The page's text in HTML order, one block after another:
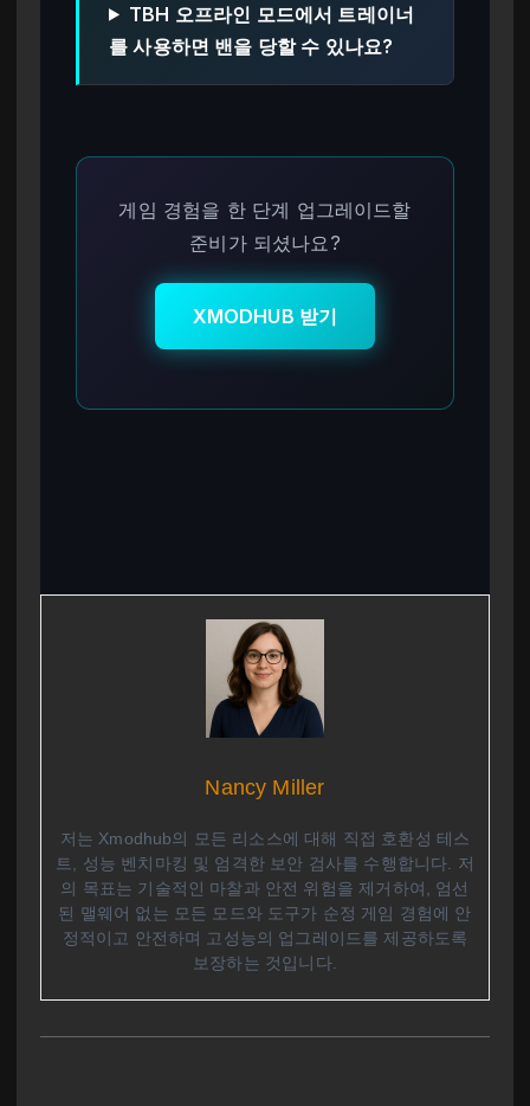
TBH 오프라인 모드에서 트레이너
를 사용하면 밴을 당할 수 있나요?
게임 경험을 한 단계 업그레이드할
준비가 되셨나요?
XMODHUB 받기
Nancy Miller
저는 Xmodhub의 모든 리소스에 대해 직접 호환성 테스
트, 성능 벤치마킹 및 엄격한 보안 검사를 수행합니다. 저
의 목표는 기술적인 마찰과 안전 위험을 제거하여, 엄선
된 맬웨어 없는 모든 모드와 도구가 순정 게임 경험에 안
정적이고 안전하며 고성능의 업그레이드를 제공하도록
보장하는 것입니다.